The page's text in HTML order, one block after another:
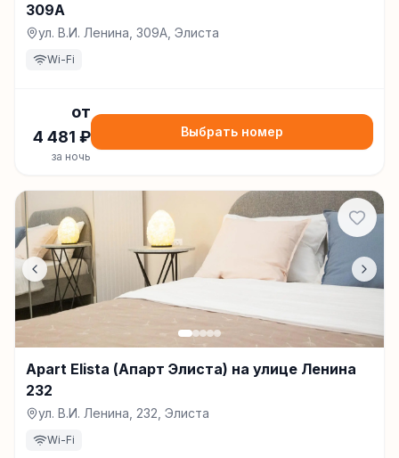
309А
ул. В.И. Ленина, 309А, Элиста
Wi-Fi
от
4 481 ₽
за ночь
Выбрать номер
Apart Elista (Апарт Элиста) на улице Ленина
232
ул. В.И. Ленина, 232, Элиста
Wi-Fi